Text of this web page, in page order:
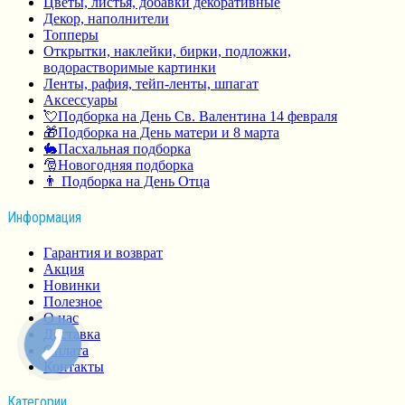
Декор, наполнители
Топперы
Открытки, наклейки, бирки, подложки,
водорастворимые картинки
Ленты, рафия, тейп-ленты, шпагат
Аксессуары
💘Подборка на День Св. Валентина 14 февраля
🎁Подборка на День матери и 8 марта
🐇Пасхальная подборка
🎅Новогодняя подборка
👨 Подборка на День Отца
Информация
Гарантия и возврат
Акция
Новинки
Полезное
О нас
Доставка
Оплата
Контакты